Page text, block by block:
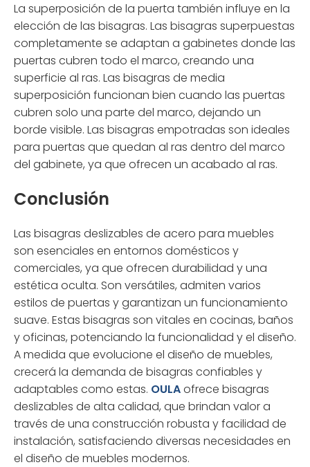
La superposición de la puerta también influye en la
elección de las bisagras. Las bisagras superpuestas
completamente se adaptan a gabinetes donde las
puertas cubren todo el marco, creando una
superficie al ras. Las bisagras de media
superposición funcionan bien cuando las puertas
cubren solo una parte del marco, dejando un
borde visible. Las bisagras empotradas son ideales
para puertas que quedan al ras dentro del marco
del gabinete, ya que ofrecen un acabado al ras.
Conclusión
Las bisagras deslizables de acero para muebles
son esenciales en entornos domésticos y
comerciales, ya que ofrecen durabilidad y una
estética oculta. Son versátiles, admiten varios
estilos de puertas y garantizan un funcionamiento
suave. Estas bisagras son vitales en cocinas, baños
y oficinas, potenciando la funcionalidad y el diseño.
A medida que evolucione el diseño de muebles,
crecerá la demanda de bisagras confiables y
adaptables como estas. OULAofrece bisagras
deslizables de alta calidad, que brindan valor a
través de una construcción robusta y facilidad de
instalación, satisfaciendo diversas necesidades en
el diseño de muebles modernos.